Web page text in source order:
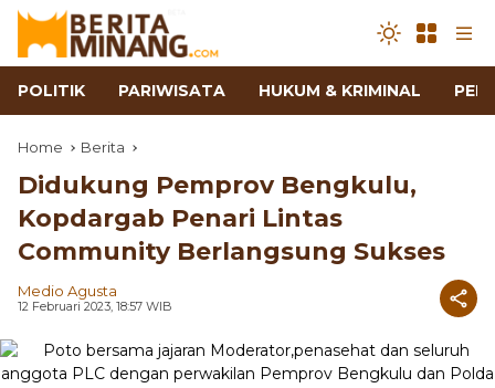
POLITIK PARIWISATA HUKUM & KRIMINAL
Home Berita
Didukung Pemprov Bengkulu,
Kopdargab Penari Lintas
Community Berlangsung Sukses
Medio Agusta
12 Februari 2023, 18:57 WIB